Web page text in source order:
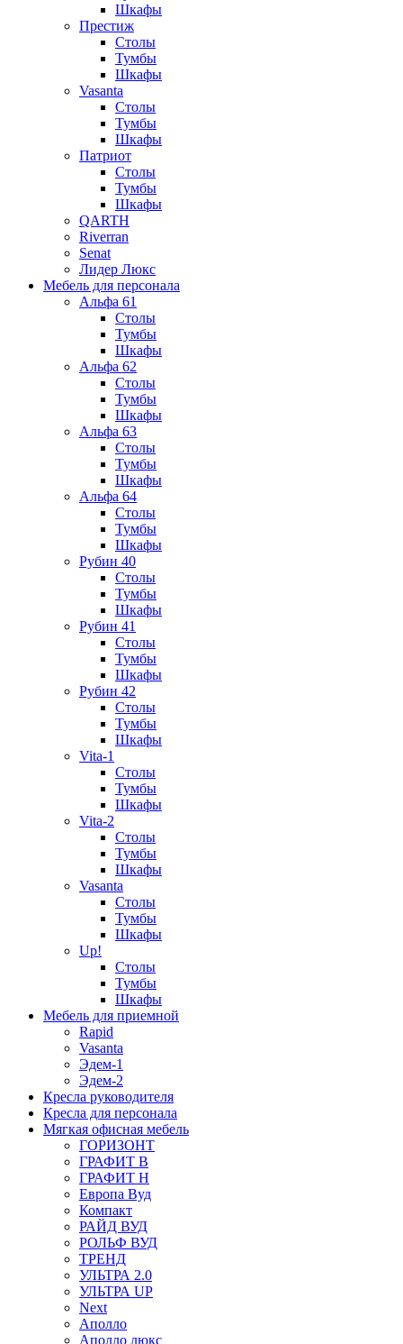
Шкафы
Престиж
Столы
Тумбы
Шкафы
Vasanta
Столы
Тумбы
Шкафы
Патриот
Столы
Тумбы
Шкафы
QARTH
Riverran
Senat
Лидер Люкс
Мебель для персонала
Альфа 61
Столы
Тумбы
Шкафы
Альфа 62
Столы
Тумбы
Шкафы
Альфа 63
Столы
Тумбы
Шкафы
Альфа 64
Столы
Тумбы
Шкафы
Рубин 40
Столы
Тумбы
Шкафы
Рубин 41
Столы
Тумбы
Шкафы
Рубин 42
Столы
Тумбы
Шкафы
Vita-1
Столы
Тумбы
Шкафы
Vita-2
Столы
Тумбы
Шкафы
Vasanta
Столы
Тумбы
Шкафы
Up!
Столы
Тумбы
Шкафы
Мебель для приемной
Rapid
Vasanta
Эдем-1
Эдем-2
Кресла руководителя
Кресла для персонала
Мягкая офисная мебель
ГОРИЗОНТ
ГРАФИТ В
ГРАФИТ Н
Европа Вуд
Компакт
РАЙД ВУД
РОЛЬФ ВУД
ТРЕНД
УЛЬТРА 2.0
УЛЬТРА UP
Next
Аполло
Аполло люкс